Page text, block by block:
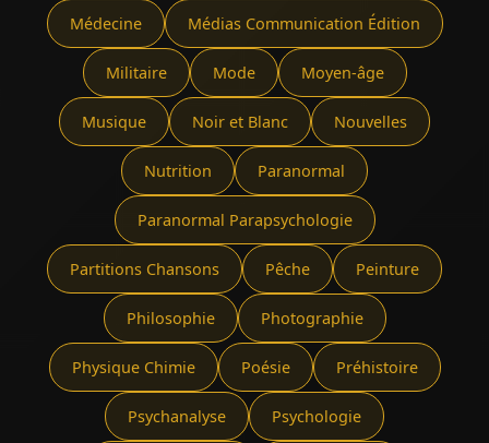
Médecine Médias Communication Édition
Militaire Mode Moyen-âge
Musique Noir et Blanc Nouvelles
Nutrition Paranormal
Paranormal Parapsychologie
Partitions Chansons Pêche Peinture
Philosophie Photographie
Physique Chimie Poésie Préhistoire
Psychanalyse Psychologie